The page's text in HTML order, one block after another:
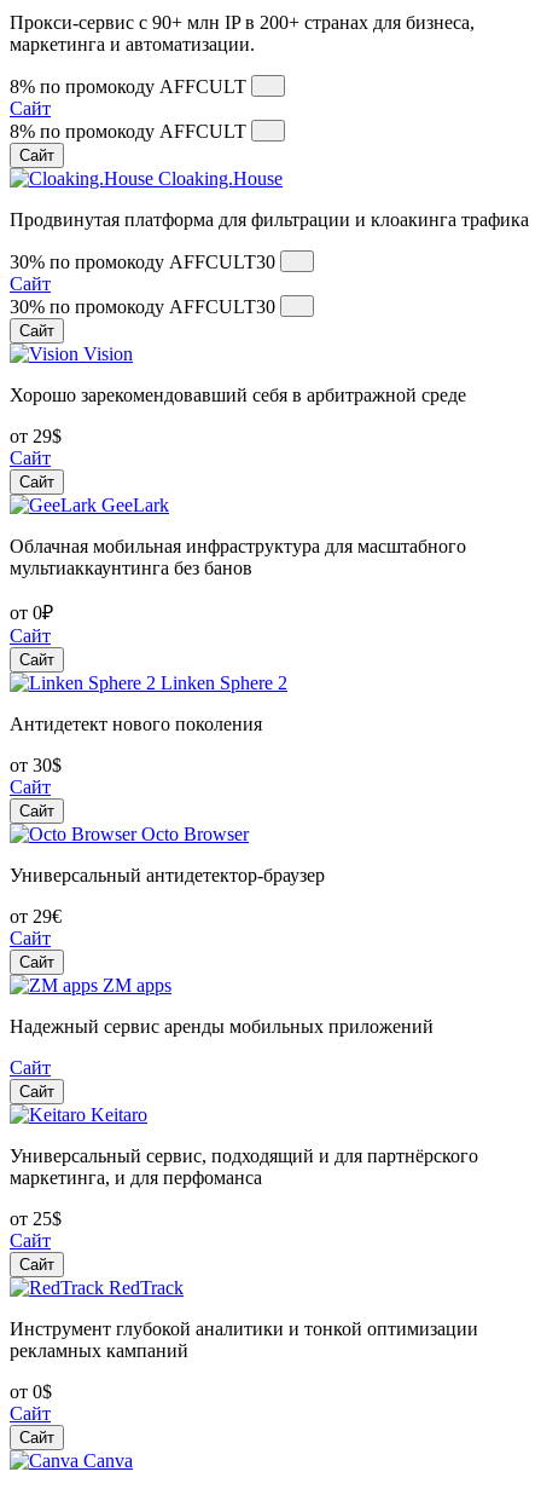
Прокси-сервис с 90+ млн IP в 200+ странах для бизнеса,
маркетинга и автоматизации.
8% по промокоду AFFCULT
Сайт
8% по промокоду AFFCULT
Сайт
Cloaking.House
Продвинутая платформа для фильтрации и клоакинга трафика
30% по промокоду AFFCULT30
Сайт
30% по промокоду AFFCULT30
Сайт
Vision
Хорошо зарекомендовавший себя в арбитражной среде
от 29$
Сайт
Сайт
GeeLark
Облачная мобильная инфраструктура для масштабного
мультиаккаунтинга без банов
от 0₽
Сайт
Сайт
Linken Sphere 2
Антидетект нового поколения
от 30$
Сайт
Сайт
Octo Browser
Универсальный антидетектор-браузер
от 29€
Сайт
Сайт
ZM apps
Надежный сервис аренды мобильных приложений
Сайт
Сайт
Keitaro
Универсальный сервис, подходящий и для партнёрского
маркетинга, и для перфоманса
от 25$
Сайт
Сайт
RedTrack
Инструмент глубокой аналитики и тонкой оптимизации
рекламных кампаний
от 0$
Сайт
Сайт
Canva